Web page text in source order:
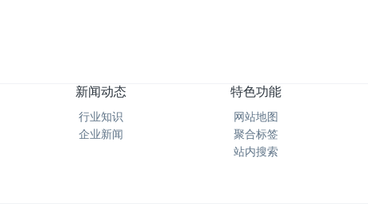
新闻动态
行业知识
企业新闻
特色功能
网站地图
聚合标签
站内搜索